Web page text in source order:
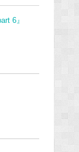
6』